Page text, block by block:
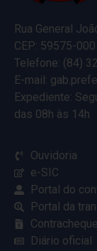
Rua General
CEP: 59575-
Telefone: (84)
E-mail:
Expediente:
das 08h às 14h
Ouvidoria
e-SIC
Portal do
Portal da
Diário oficial